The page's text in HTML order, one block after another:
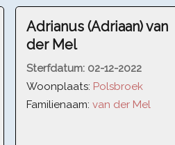
Adrianus (Adriaan) van
der Mel
Sterfdatum: 02-12-2022
Woonplaats: Polsbroek
Familienaam: van der Mel